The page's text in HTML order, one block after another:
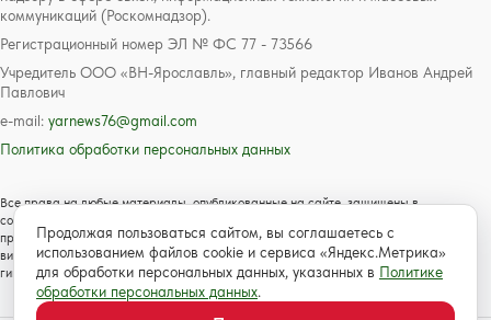
коммуникаций (Роскомнадзор).
Регистрационный номер ЭЛ № ФС 77 - 73566
Учредитель ООО «ВН-Ярославль», главный редактор Иванов Андрей
Павлович
e-mail: yarnews76@gmail.com
Политика обработки персональных данных
Все права на любые материалы, опубликованные на сайте, защищены в
соответствии с российским и международным законодательством об авторском
праве и смежных правах. Любое использование текстовых, фото, аудио и
видеоматериалов возможно только с согласия правообладателя с обязательной
гиперссылкой на сайт https://www.yarnews.net; Для детей старше 16 лет.
Продолжая пользоваться сайтом, вы соглашаетесь с
использованием файлов cookie и сервиса «Яндекс.Метрика»
для обработки персональных данных, указанных в Политике
обработки персональных данных.